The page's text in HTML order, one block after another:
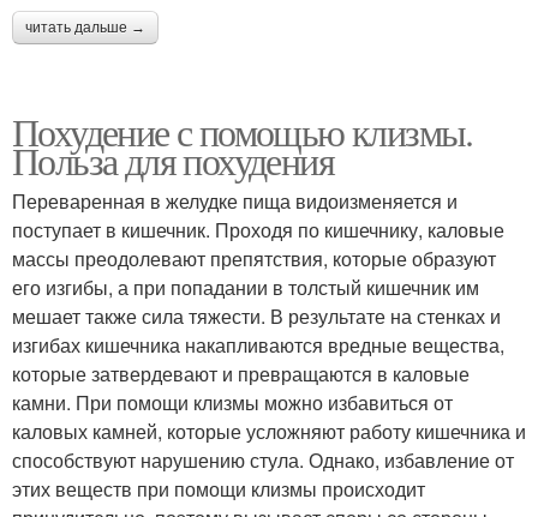
читать дальше →
Похудение с помощью клизмы.
Польза для похудения
Переваренная в желудке пища видоизменяется и
поступает в кишечник. Проходя по кишечнику, каловые
массы преодолевают препятствия, которые образуют
его изгибы, а при попадании в толстый кишечник им
мешает также сила тяжести. В результате на стенках и
изгибах кишечника накапливаются вредные вещества,
которые затвердевают и превращаются в каловые
камни. При помощи клизмы можно избавиться от
каловых камней, которые усложняют работу кишечника и
способствуют нарушению стула. Однако, избавление от
этих веществ при помощи клизмы происходит